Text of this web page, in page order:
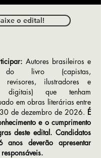
o edital!
Autores brasileiros e
do livro (capistas,
revisores, ilustradores e
digitais) que tenham
em obras literárias entre
de dezembro de 2026. É
e o cumprimento
deste edital. Candidatos
anos deverão apresentar